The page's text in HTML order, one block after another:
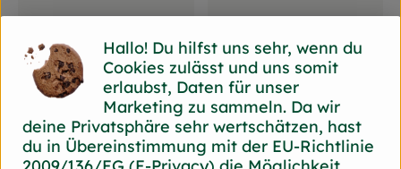
, Preis:
3,49 € / 250 g
Lupinenschrot
von Rapunzel
Produkt zum Warenkorb
, Preis:
4,49 €/ 400 g
Grüne Linsen von
Spielberger
Hallo! Du hilfst uns sehr, wenn du
Cookies zulässt und uns somit
erlaubst, Daten für unser
Marketing zu sammeln. Da wir
deine Privatsphäre sehr wertschätzen, hast
du in Übereinstimmung mit der EU-Richtlinie